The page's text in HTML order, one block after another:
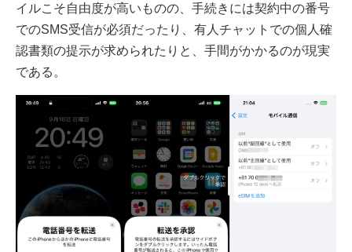
イルこそ自由度が高いものの、手続きには契約中の番号
でのSMS受信が必須だったり、有人チャットでの個人確
認書類の提示が求められたりと、手間がかかるのが現実
である。